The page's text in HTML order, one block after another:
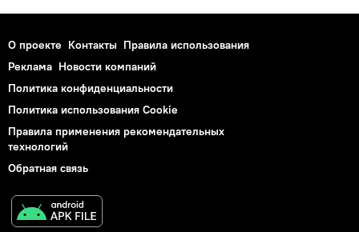
О проекте Контакты Правила использования
Реклама Новости компаний
Политика конфиденциальности
Политика использования Cookie
Правила применения рекомендательных
технологий
Обратная связь